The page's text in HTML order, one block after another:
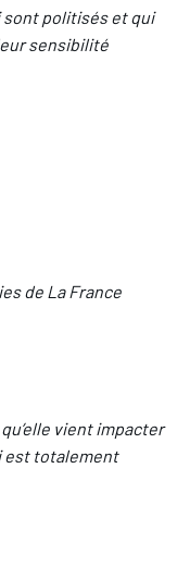
sont politisés et qui
sensibilité
de La France
vient impacter
est totalement